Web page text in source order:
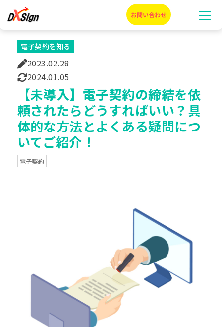
電子契約を知る
2023.02.28
2024.01.05
【未導入】電子契約の締結を依
頼されたらどうすればいい？具
体的な方法とよくある疑問につ
いてご紹介！
電子契約